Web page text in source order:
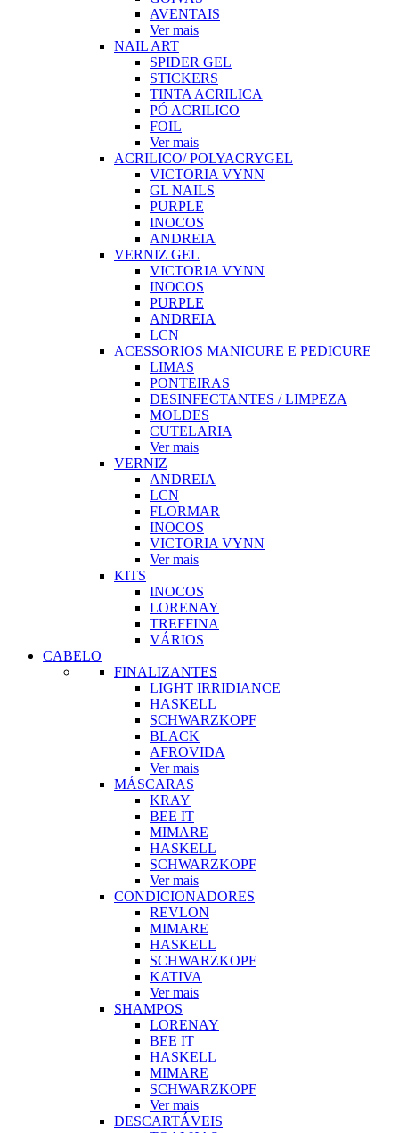
AVENTAIS
Ver mais
NAIL ART
SPIDER GEL
STICKERS
TINTA ACRILICA
PÓ ACRILICO
FOIL
Ver mais
ACRILICO/ POLYACRYGEL
VICTORIA VYNN
GL NAILS
PURPLE
INOCOS
ANDREIA
VERNIZ GEL
VICTORIA VYNN
INOCOS
PURPLE
ANDREIA
LCN
ACESSORIOS MANICURE E PEDICURE
LIMAS
PONTEIRAS
DESINFECTANTES / LIMPEZA
MOLDES
CUTELARIA
Ver mais
VERNIZ
ANDREIA
LCN
FLORMAR
INOCOS
VICTORIA VYNN
Ver mais
KITS
INOCOS
LORENAY
TREFFINA
VÁRIOS
CABELO
FINALIZANTES
LIGHT IRRIDIANCE
HASKELL
SCHWARZKOPF
BLACK
AFROVIDA
Ver mais
MÁSCARAS
KRAY
BEE IT
MIMARE
HASKELL
SCHWARZKOPF
Ver mais
CONDICIONADORES
REVLON
MIMARE
HASKELL
SCHWARZKOPF
KATIVA
Ver mais
SHAMPOS
LORENAY
BEE IT
HASKELL
MIMARE
SCHWARZKOPF
Ver mais
DESCARTÁVEIS